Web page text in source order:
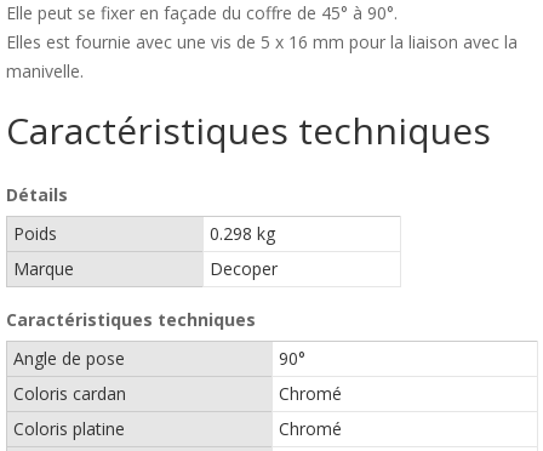
Elle peut se fixer en façade du coffre de 45° à 90°.
Elles est fournie avec une vis de 5 x 16 mm pour la liaison avec la
manivelle.
Caractéristiques techniques
Détails
Poids
0.298 kg
Marque
Decoper
Caractéristiques techniques
Angle de pose
90°
Coloris cardan
Chromé
Coloris platine
Chromé